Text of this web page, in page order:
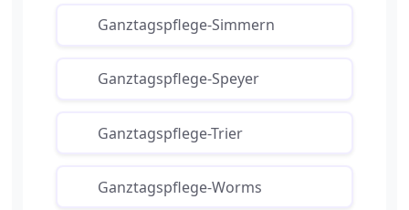
Ganztagspflege-Simmern
Ganztagspflege-Speyer
Ganztagspflege-Trier
Ganztagspflege-Worms